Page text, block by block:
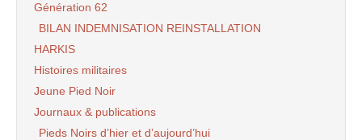
Génération 62
BILAN INDEMNISATION REINSTALLATION
HARKIS
Histoires militaires
Jeune Pied Noir
Journaux & publications
Pieds Noirs d’hier et d’aujourd’hui